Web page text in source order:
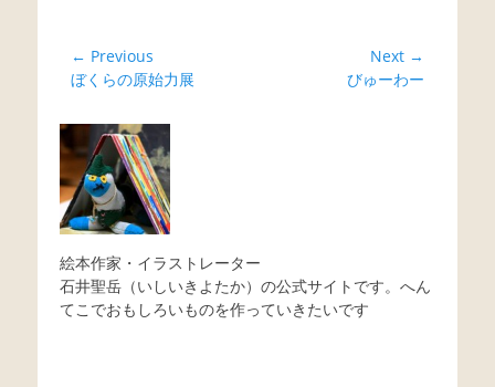
投
稿
ビ
ゲ
ー
シ
ョ
ン
← Previous
Previous
ぼくらの原始力展
Next →
びゅーわー
絵本作家・イラストレーター
石井聖岳（いしいきよたか）の公式サイトです。へん
てこでおもしろいものを作っていきたいです